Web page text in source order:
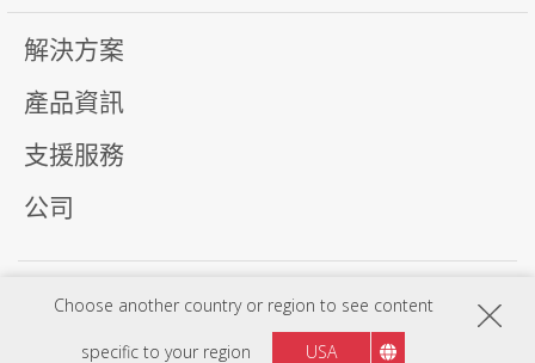
Choose another country or region to see content
specific to your region USA
解決方案
產品資訊
支援服務
公司
聯絡專線+852-3102-2900. 程序、規格、價格和可用性如有更改，恕不另行通知。選擇、優惠和
計畫可能會因國家/地區而異；有關完整的詳細資訊，請與 ViewSonic 業務代表聯繫。Copyright
© ViewSonic Corporation 2000-2026. All rights reserved.